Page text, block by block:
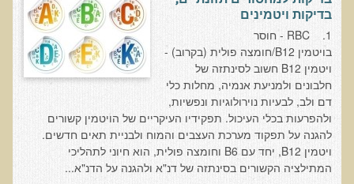
הצוות שלנו
ענבל ליבסקי, Bsc, ND
ד"ר גבריאל שמלוב MD
ד"ר עדיאל תל-אורן
ד"ר שולמית לוריא (MD)
איפה נמצא ד"ר תל-אורן
אקופוליטן רשת בינ"ל לבריאות האדם והסביבה
בדיקות ויטמינים
1. RBC - חוסר
בויטמין B12/חומצה פולית (בקרוב) -
ויטמין B12 חשוב לסינתזה של
חלבונים ולמניעת אנמיה, מחלות כלי
דם ולב, לבעיות נוירולוגיות ונפשיות,
ולהפרעות בכלי העיכול. תפקידיו העיקריים של הויטמין קשורים
להגנה על תפקוד מערכת העצבים והמוח ולבניית תאים חדשים.
ויטמין B12, יחד עם B6 וחומצה פולית, הוא חיוני לתהליכי
המתילציה הקשורים בסינתזה של דנ"א ולהגנה על הדנ"א...